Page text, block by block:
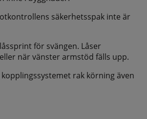
säkerhetsspak inte är
för svängen. Låser
när vänster armstöd fälls upp.
rak körning även